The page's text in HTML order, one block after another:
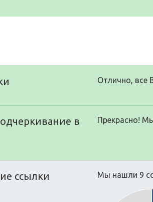
Отлично, все
в
Прекрасно!
ссылки Мы нашли 9